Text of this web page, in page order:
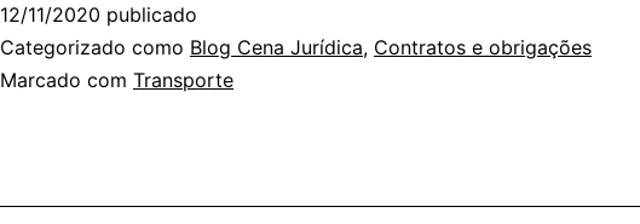
12/11/2020 publicado
Categorizado como Blog Cena Jurídica, Contratos e obrigações
Marcado com Transporte